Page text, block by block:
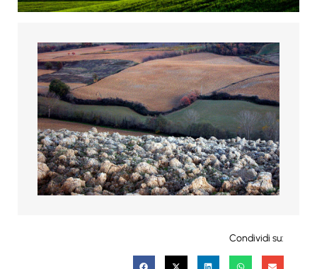
Condividi su: